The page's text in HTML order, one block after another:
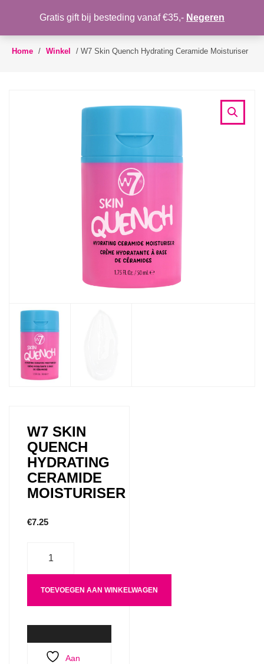
Toggle
WENSLIJST
Home / Winkel / W7 Skin Quench Hydrating Ceramide Moisturiser
W7 SKIN
QUENCH
HYDRATING
CERAMIDE
MOISTURISER
€7.25
TOEVOEGEN AAN WINKELWAGEN
Aan
Gratis gift bij besteding vanaf €35,- Negeren